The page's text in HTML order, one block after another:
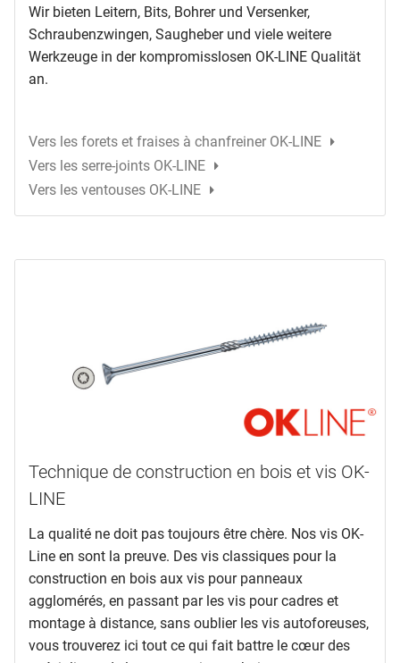
Wir bieten Leitern, Bits, Bohrer und Versenker,
Schraubenzwingen, Saugheber und viele weitere
Werkzeuge in der kompromisslosen OK-LINE Qualität
an.
Vers les forets et fraises à chanfreiner OK-LINE
Vers les serre-joints OK-LINE
Vers les ventouses OK-LINE
Technique de construction en bois et vis OK-
LINE
La qualité ne doit pas toujours être chère. Nos vis OK-
Line en sont la preuve. Des vis classiques pour la
construction en bois aux vis pour panneaux
agglomérés, en passant par les vis pour cadres et
montage à distance, sans oublier les vis autoforeuses,
vous trouverez ici tout ce qui fait battre le cœur des